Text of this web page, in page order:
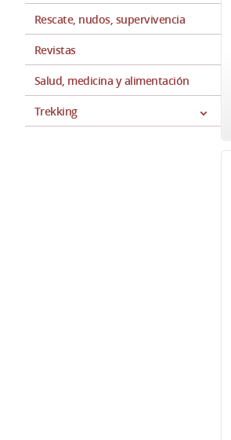
Rescate, nudos, supervivencia
Revistas
Salud, medicina y alimentación
Trekking